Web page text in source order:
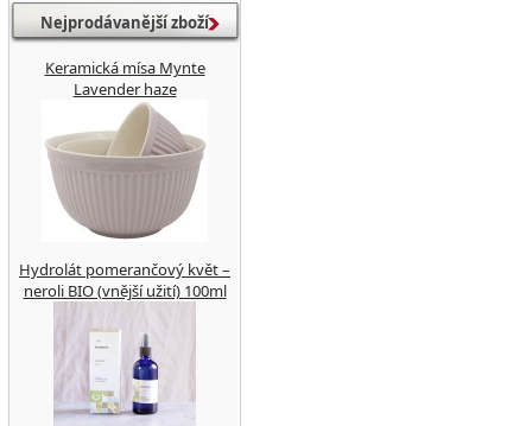
Nejprodávanější zboží
Keramická mísa Mynte
Lavender haze
Hydrolát pomerančový květ –
neroli BIO (vnější užití) 100ml